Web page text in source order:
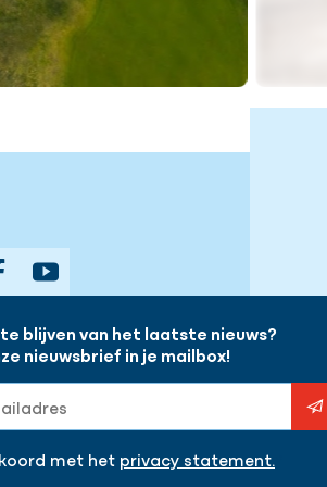
YouTube
blijven van het laatste nieuws?
nieuwsbrief in je mailbox!
met het privacy statement.